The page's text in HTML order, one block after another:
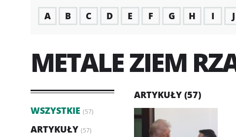
A B C D E F G H I J
METALE ZIEM
WSZYSTKIE (57)
ARTYKUŁY (57)
ARTYKUŁY (57)